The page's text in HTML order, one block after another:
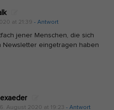
at 21:39 - Antwort
jener Menschen, die sich
Newsletter eingetragen haben
August 2020 at 19:23 - Antwort